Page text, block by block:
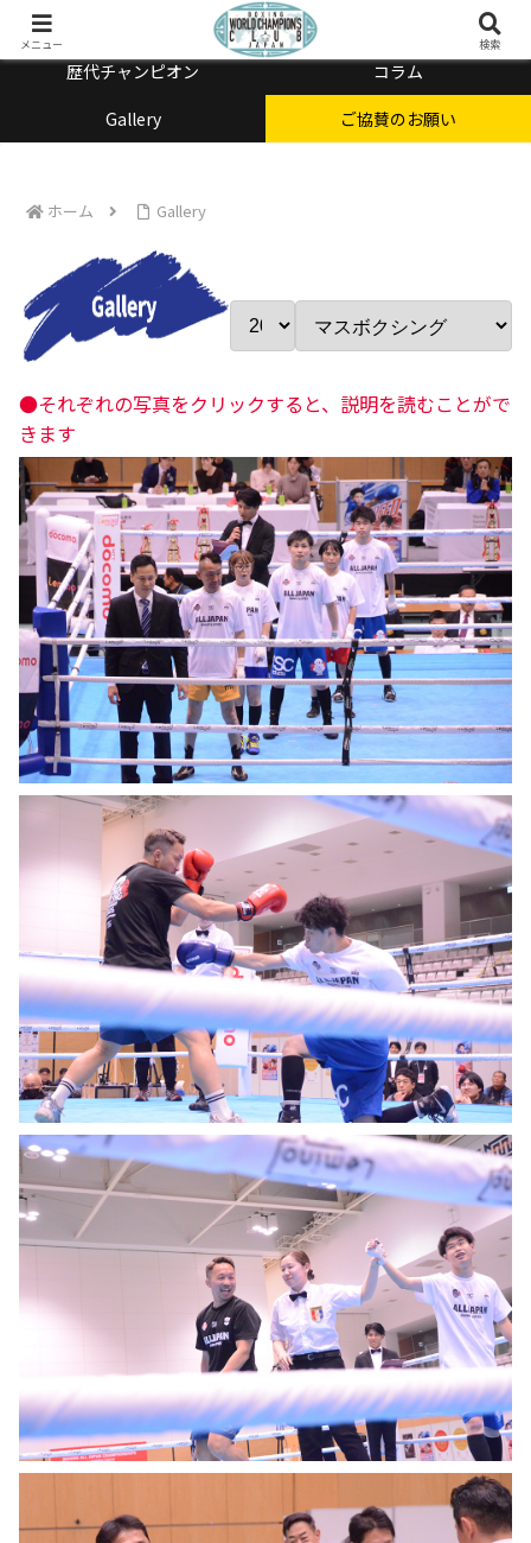
歴代チャンピオン
コラム
Gallery
ご協賛のお願い
ホーム Gallery
●それぞれの写真をクリックすると、説明を読むことがで
きます
メニュー 検索